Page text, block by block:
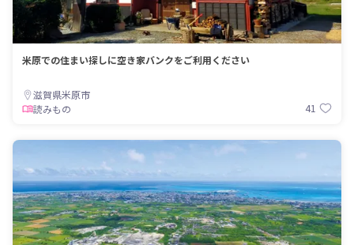
米原での住まい探しに空き家バンクをご利用ください
滋賀県米原市
読みもの
41